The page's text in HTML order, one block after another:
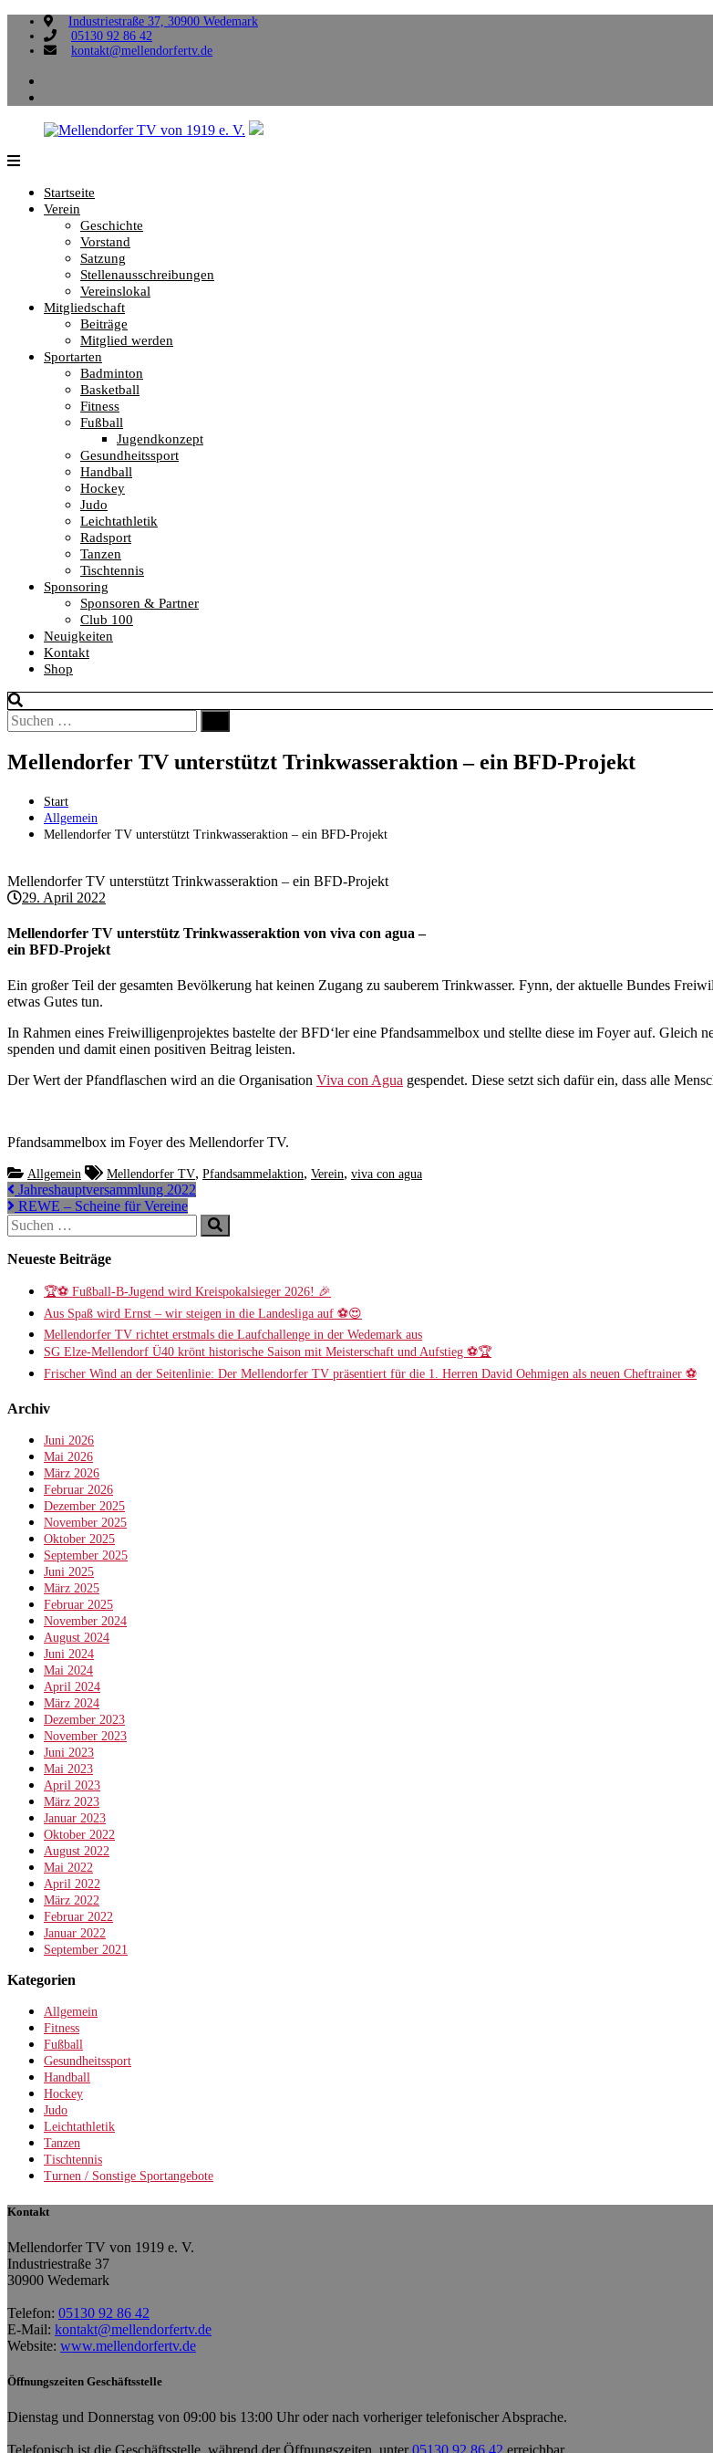
Zum
Inhalt
springen
Industriestraße 37, 30900 Wedemark
05130 92 86 42
kontakt@mellendorfertv.de
Vielfalt,Startseite
Verein
Geschichte
Vorstand
Satzung
Stellenausschreibungen
Vereinslokal
Mitgliedschaft
Beiträge
Mitglied werden
Sportarten
Badminton
Basketball
Fitness
Fußball
Jugendkonzept
Gesundheitssport
Handball
Hockey
Judo
Leichtathletik
Radsport
Tanzen
Tischtennis
Sponsoring
Sponsoren & Partner
Club 100
Neuigkeiten
Kontakt
Shop
Suchen
nach:
Mellendorfer TV unterstützt Trinkwasseraktion – ein BFD-Projekt
Start
Allgemein
Mellendorfer TV unterstützt Trinkwasseraktion – ein BFD-Projekt
Mellendorfer TV unterstützt Trinkwasseraktion – ein BFD-Projekt
29. April 2022
Mellendorfer TV unterstütz Trinkwasseraktion von viva con agua –
ein BFD-Projekt
Ein großer Teil der gesamten Bevölkerung hat keinen Zugang zu sauberem Trinkwasser. Fynn, der aktuelle Bundes
etwas Gutes tun.
In Rahmen eines Freiwilligenprojektes bastelte der BFD‘ler eine Pfandsammelbox und stellte diese im Foyer auf. Gleich
spenden und damit einen positiven Beitrag leisten.
Der Wert der Pfandflaschen wird an die Organisation Viva con Agua gespendet. Diese setzt sich dafür ein, dass alle
Pfandsammelbox im Foyer des Mellendorfer TV.
Allgemein Mellendorfer TV, Pfandsammelaktion, Verein, viva con agua
Beitragsnavigation
Jahreshauptversammlung 2022
REWE – Scheine für Vereine
Suchen
nach:
Suchen
Neueste Beiträge
🏆⚽ Fußball-B-Jugend wird Kreispokalsieger 2026! 🎉
Aus Spaß wird Ernst – wir steigen in die Landesliga auf ⚽😍
Mellendorfer TV richtet erstmals die Laufchallenge in der Wedemark aus
SG Elze-Mellendorf Ü40 krönt historische Saison mit Meisterschaft und Aufstieg ⚽️🏆
Frischer Wind an der Seitenlinie: Der Mellendorfer TV präsentiert für die 1. Herren David Oehmigen als neuen Cheftrainer ⚽️
Archiv
Juni 2026
Mai 2026
März 2026
Februar 2026
Dezember 2025
November 2025
Oktober 2025
September 2025
Juni 2025
März 2025
Februar 2025
November 2024
August 2024
Juni 2024
Mai 2024
April 2024
März 2024
Dezember 2023
November 2023
Juni 2023
Mai 2023
April 2023
März 2023
Januar 2023
Oktober 2022
August 2022
Mai 2022
April 2022
März 2022
Februar 2022
Januar 2022
September 2021
Kategorien
Allgemein
Fitness
Fußball
Gesundheitssport
Handball
Hockey
Judo
Leichtathletik
Tanzen
Tischtennis
Turnen / Sonstige Sportangebote
Kontakt
Mellendorfer TV von 1919 e. V.
Industriestraße 37
30900 Wedemark
Telefon: 05130 92 86 42
E-Mail: kontakt@mellendorfertv.de
Website: www.mellendorfertv.de
Öffnungszeiten Geschäftsstelle
Dienstag und Donnerstag von 09:00 bis 13:00 Uhr oder nach vorheriger telefonischer Absprache.
Telefonisch ist die Geschäftsstelle, während der Öffnungszeiten, unter05130 92 86 42 erreichbar.